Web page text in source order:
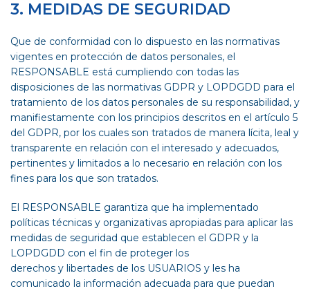
3. MEDIDAS DE SEGURIDAD
Que de conformidad con lo dispuesto en las normativas
vigentes en protección de datos personales, el
RESPONSABLE está cumpliendo con todas las
disposiciones de las normativas GDPR y LOPDGDD para el
tratamiento de los datos personales de su responsabilidad, y
manifiestamente con los principios descritos en el artículo 5
del GDPR, por los cuales son tratados de manera lícita, leal y
transparente en relación con el interesado y adecuados,
pertinentes y limitados a lo necesario en relación con los
fines para los que son tratados.
El RESPONSABLE garantiza que ha implementado
políticas técnicas y organizativas apropiadas para aplicar las
medidas de seguridad que establecen el GDPR y la
LOPDGDD con el fin de proteger los
derechos y libertades de los USUARIOS y les ha
comunicado la información adecuada para que puedan